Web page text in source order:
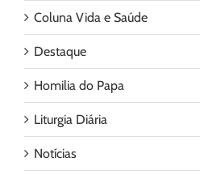
Coluna Vida e Saúde
Destaque
Homilia do Papa
Liturgia Diária
Notícias